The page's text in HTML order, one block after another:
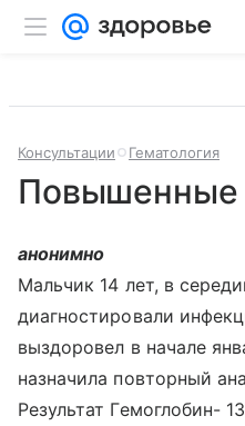
Консультации Гематология
Повышенные
анонимно
Мальчик 14 лет, в
диагностировали
выздоровел в начале
назначила повторный
Результат Гемоглобин-